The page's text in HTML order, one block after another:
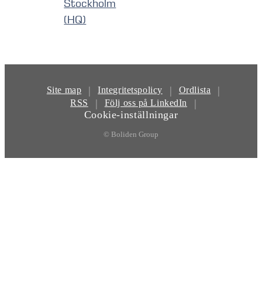
Stockholm
(HQ)
Site map | Integritetspolicy | Ordlista |
RSS | Följ oss på LinkedIn |
Cookie-inställningar
© Boliden Group